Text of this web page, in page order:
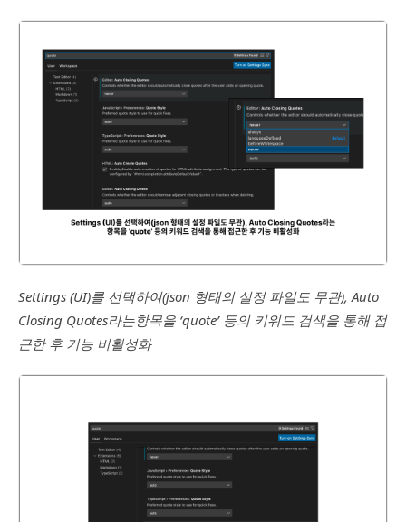
Settings (UI)를 선택하여(json 형태의 설정 파일도 무관), Auto
Closing Quotes라는항목을 ‘quote’ 등의 키워드 검색을 통해 접
근한 후 기능 비활성화